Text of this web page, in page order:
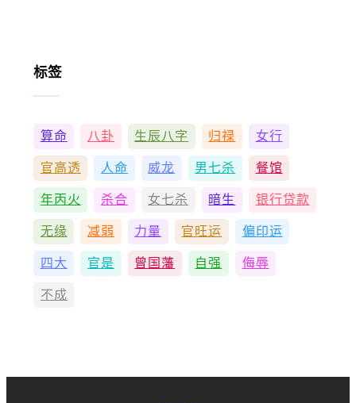
标签
算命 八卦 生辰八字 归禄 女行
官高透 人命 威龙 男七杀 餐馆
年丙火 杀合 女七杀 暗生 银行贷款
无缘 减弱 力量 官旺运 偏印运
四大 官是 曾国藩 自强 侮辱
不成